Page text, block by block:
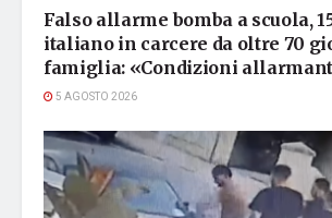
Falso allarme bomba a scuola,
italiano in carcere da oltre 70
famiglia: «Condizioni
5 AGOSTO 2026